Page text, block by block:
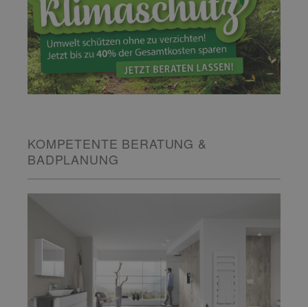
KOMPETENTE BERATUNG &
BADPLANUNG